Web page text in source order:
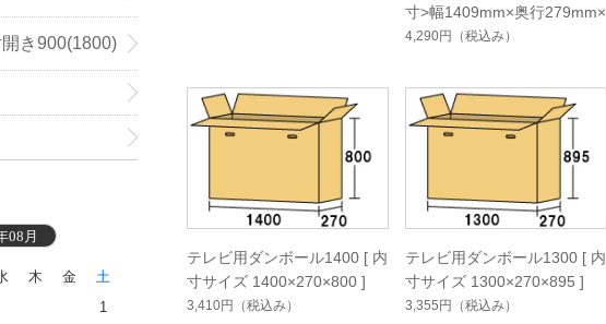
寸>幅1409mm×奥行279mm×
高818mm
4,290円 （税込み）
テレビ用ダンボール1400 [ 内
寸サイズ 1400×270×800 ]
3,410円 （税込み）
テレビ用ダンボール1300 [ 内
寸サイズ 1300×270×895 ]
3,355円 （税込み）
き900(1800)
08月
木 金
土
1